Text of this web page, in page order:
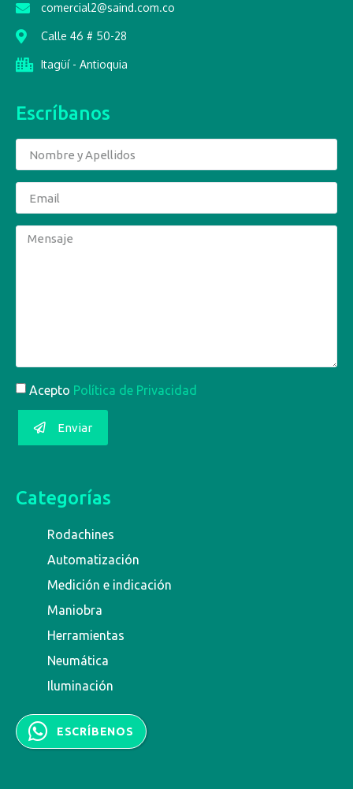
comercial2@saind.com.co
Calle 46 # 50-28
Itagüí - Antioquia
Escríbanos
Acepto Política de Privacidad
Enviar
Categorías
Rodachines
Automatización
Medición e indicación
Maniobra
Herramientas
Neumática
Iluminación
ESCRÍBENOS